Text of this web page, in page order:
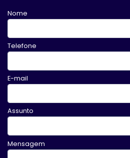
Nome
Telefone
E-mail
Assunto
Mensagem